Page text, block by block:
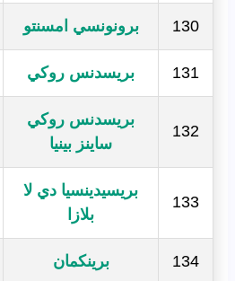
130 برونونسي امسنتو
131 بريسدنس روكي
132
بريسدنس روكي
ساينز بينيا
133
بريسيدينسيا دي لا
بلازا
134 برينكمان